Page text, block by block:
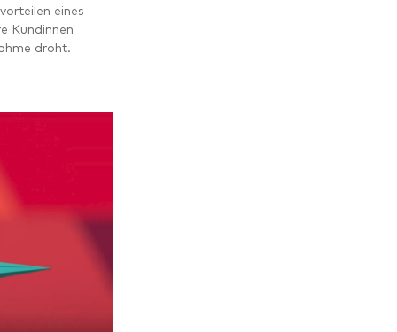
eines
Kundinnen
droht.